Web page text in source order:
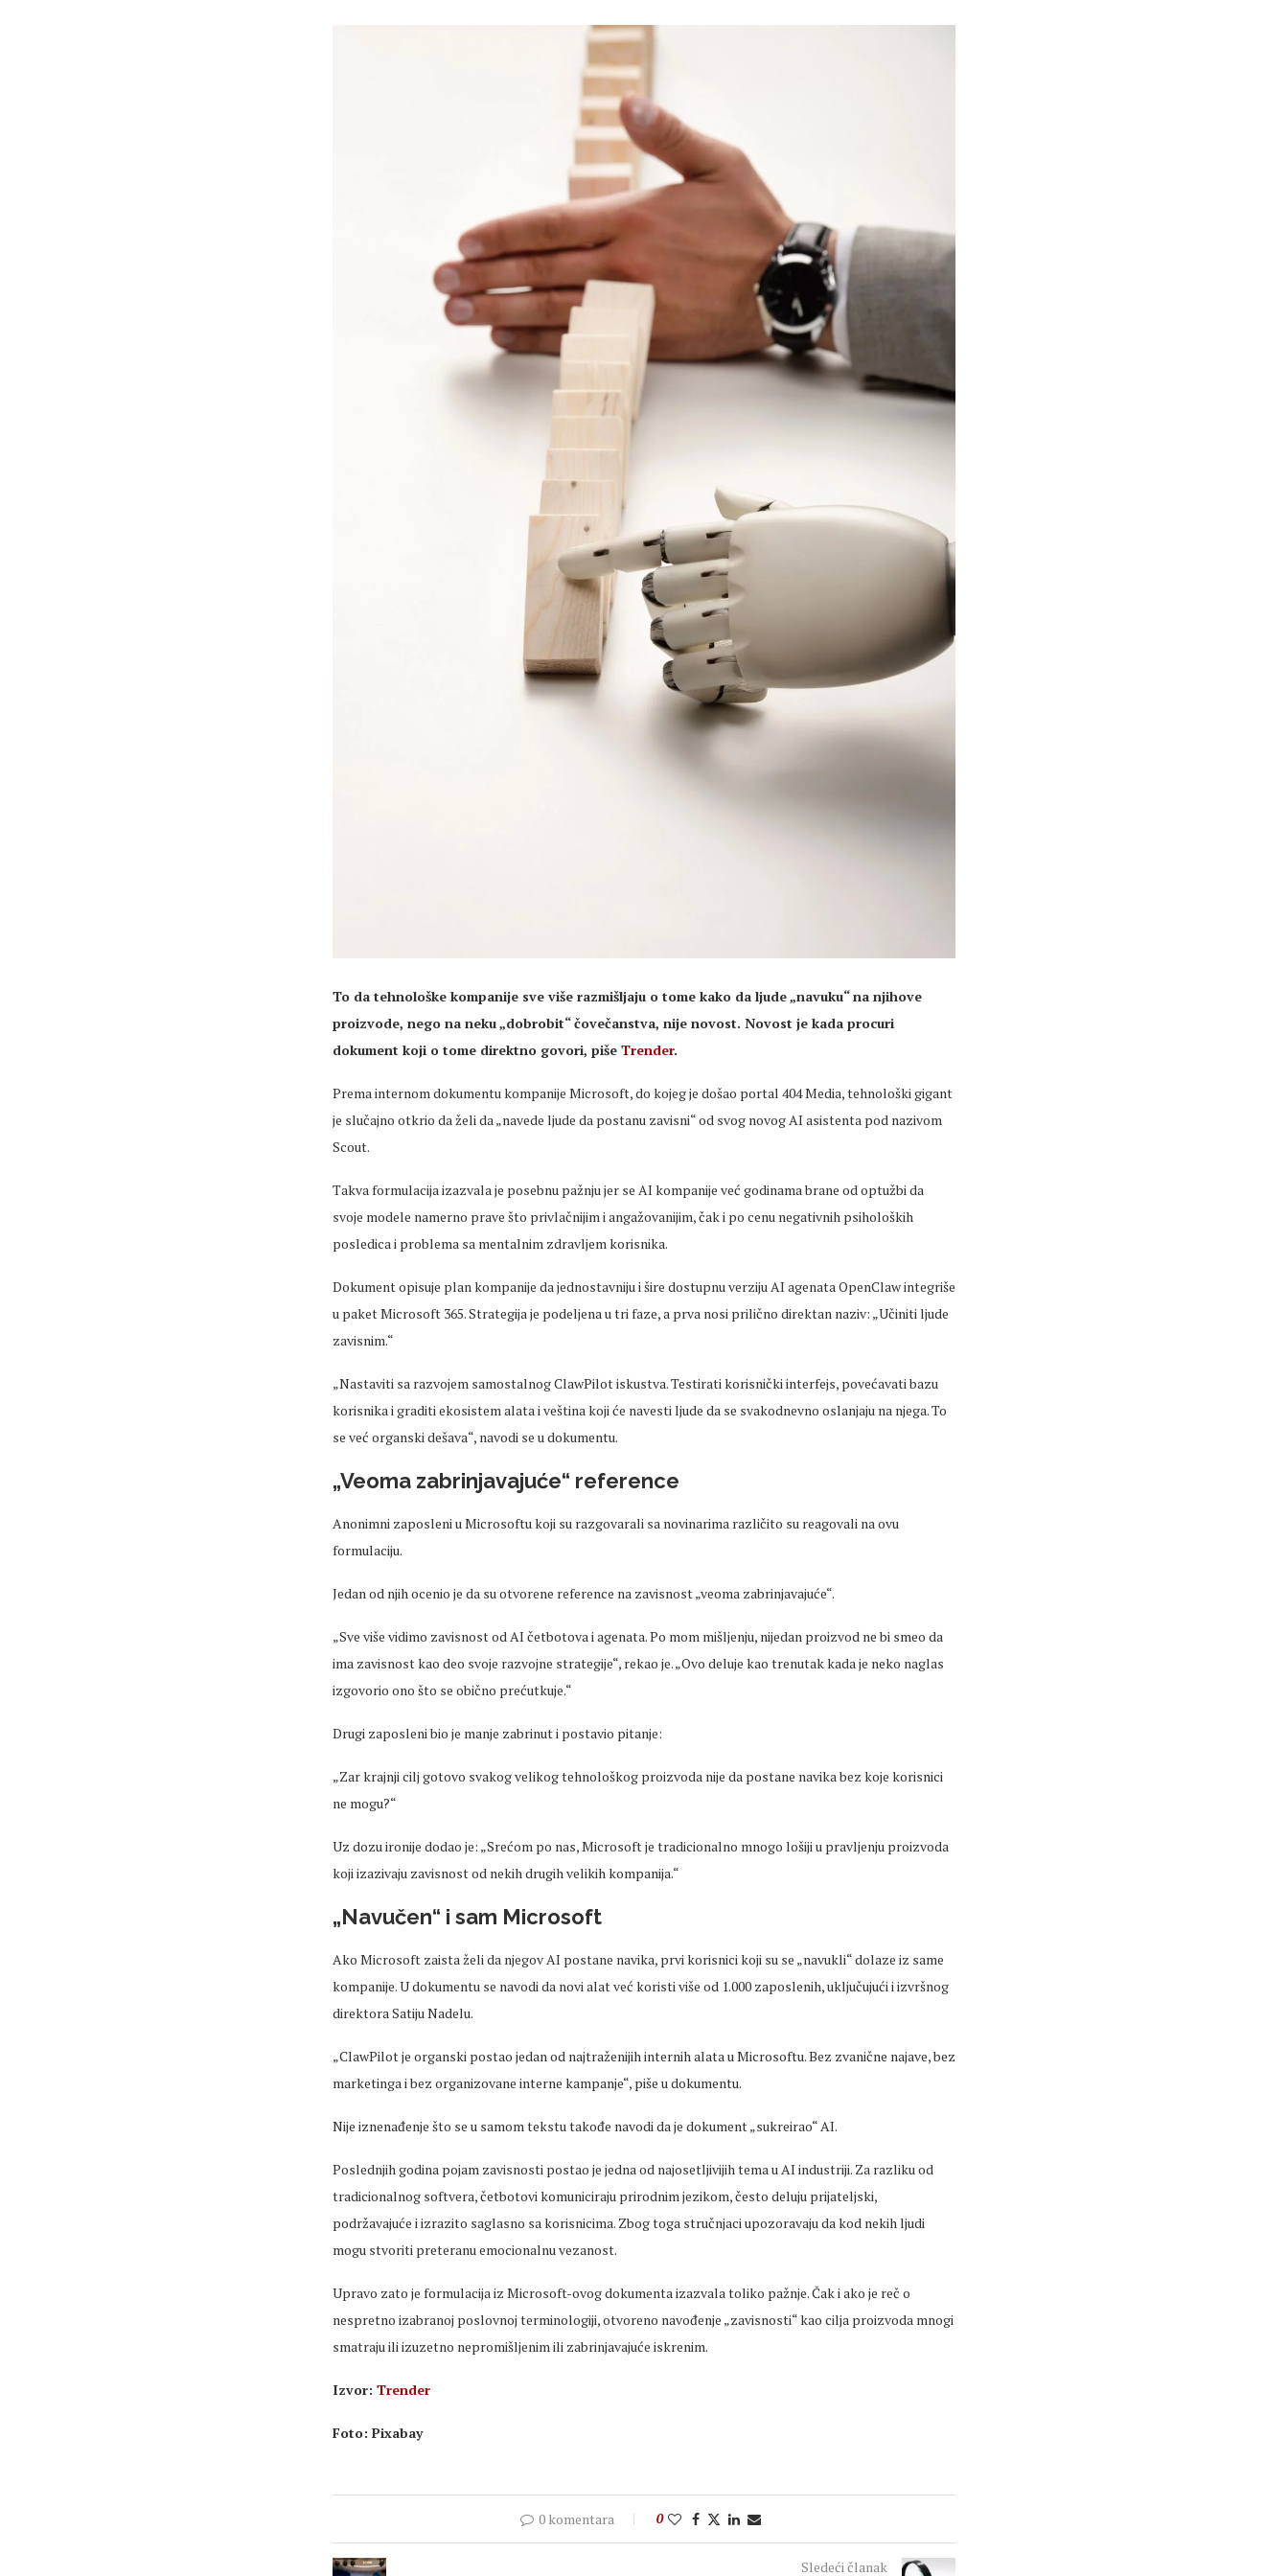
To da tehnološke kompanije sve više razmišljaju o tome kako da ljude „navuku“ na njihove
proizvode, nego na neku „dobrobit“ čovečanstva, nije novost. Novost je kada procuri
dokument koji o tome direktno govori, piše Trender.
Prema internom dokumentu kompanije Microsoft, do kojeg je došao portal 404 Media, tehnološki gigant
je slučajno otkrio da želi da „navede ljude da postanu zavisni“ od svog novog AI asistenta pod nazivom
Scout.
Takva formulacija izazvala je posebnu pažnju jer se AI kompanije već godinama brane od optužbi da
svoje modele namerno prave što privlačnijim i angažovanijim, čak i po cenu negativnih psiholoških
posledica i problema sa mentalnim zdravljem korisnika.
Dokument opisuje plan kompanije da jednostavniju i šire dostupnu verziju AI agenata OpenClaw integriše
u paket Microsoft 365. Strategija je podeljena u tri faze, a prva nosi prilično direktan naziv: „Učiniti ljude
zavisnim.“
„Nastaviti sa razvojem samostalnog ClawPilot iskustva. Testirati korisnički interfejs, povećavati bazu
korisnika i graditi ekosistem alata i veština koji će navesti ljude da se svakodnevno oslanjaju na njega. To
se već organski dešava“, navodi se u dokumentu.
„Veoma zabrinjavajuće“ reference
Anonimni zaposleni u Microsoftu koji su razgovarali sa novinarima različito su reagovali na ovu
formulaciju.
Jedan od njih ocenio je da su otvorene reference na zavisnost „veoma zabrinjavajuće“.
„Sve više vidimo zavisnost od AI četbotova i agenata. Po mom mišljenju, nijedan proizvod ne bi smeo da
ima zavisnost kao deo svoje razvojne strategije“, rekao je. „Ovo deluje kao trenutak kada je neko naglas
izgovorio ono što se obično prećutkuje.“
Drugi zaposleni bio je manje zabrinut i postavio pitanje:
„Zar krajnji cilj gotovo svakog velikog tehnološkog proizvoda nije da postane navika bez koje korisnici
ne mogu?“
Uz dozu ironije dodao je: „Srećom po nas, Microsoft je tradicionalno mnogo lošiji u pravljenju proizvoda
koji izazivaju zavisnost od nekih drugih velikih kompanija.“
„Navučen“ i sam Microsoft
Ako Microsoft zaista želi da njegov AI postane navika, prvi korisnici koji su se „navukli“ dolaze iz same
kompanije. U dokumentu se navodi da novi alat već koristi više od 1.000 zaposlenih, uključujući i izvršnog
direktora Satiju Nadelu.
„ClawPilot je organski postao jedan od najtraženijih internih alata u Microsoftu. Bez zvanične najave, bez
marketinga i bez organizovane interne kampanje“, piše u dokumentu.
Nije iznenađenje što se u samom tekstu takođe navodi da je dokument „sukreirao“ AI.
Poslednjih godina pojam zavisnosti postao je jedna od najosetljivijih tema u AI industriji. Za razliku od
tradicionalnog softvera, četbotovi komuniciraju prirodnim jezikom, često deluju prijateljski,
podržavajuće i izrazito saglasno sa korisnicima. Zbog toga stručnjaci upozoravaju da kod nekih ljudi
mogu stvoriti preteranu emocionalnu vezanost.
Upravo zato je formulacija iz Microsoft-ovog dokumenta izazvala toliko pažnje. Čak i ako je reč o
nespretno izabranoj poslovnoj terminologiji, otvoreno navođenje „zavisnosti“ kao cilja proizvoda mnogi
smatraju ili izuzetno nepromišljenim ili zabrinjavajuće iskrenim.
Izvor: Trender
Foto: Pixabay
0 komentara 0
Sledeći članak